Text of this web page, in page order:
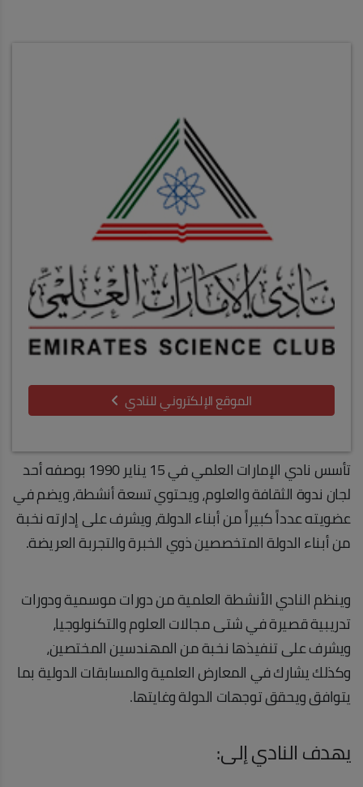
الموقع الإلكتروني للنادي
تأسس نادي الإمارات العلمي في 15 يناير 1990 بوصفه أحد
لجان ندوة الثقافة والعلوم، ويحتوي تسعة أنشطة، ويضم في
عضويته عدداً كبيراً من أبناء الدولة، ويشرف على إدارته نخبة
من أبناء الدولة المتخصصين ذوي الخبرة والتجربة العريضة.
وينظم النادي الأنشطة العلمية من دورات موسمية ودورات
تدريبية قصيرة في شتى مجالات العلوم والتكنولوجيا،
ويشرف على تنفيذها نخبة من المهندسين المختصين،
وكذلك يشارك في المعارض العلمية والمسابقات الدولية بما
يتوافق ويحقق توجهات الدولة وغايتها.
يهدف النادي إلى: